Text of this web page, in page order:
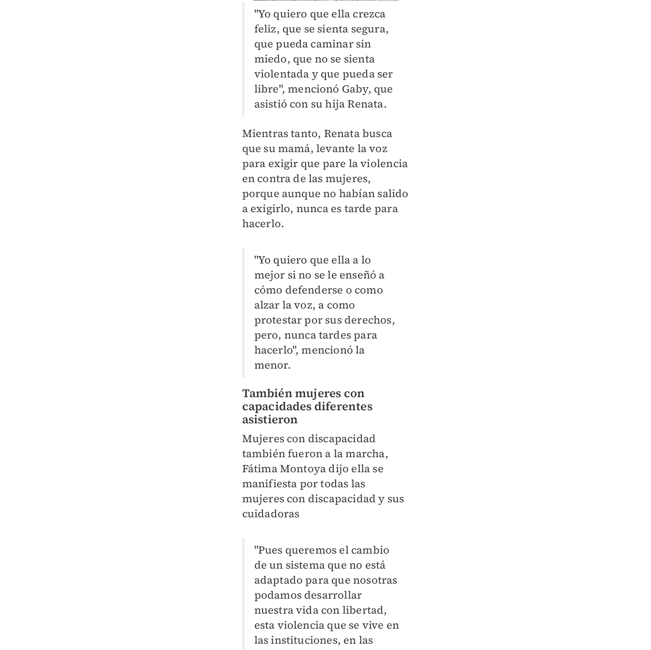
"Yo quiero que ella crezca
feliz, que se sienta segura,
que pueda caminar sin
miedo, que no se sienta
violentada y que pueda ser
libre", mencionó Gaby, que
asistió con su hija Renata.
Mientras tanto, Renata busca
que su mamá, levante la voz
para exigir que pare la violencia
en contra de las mujeres,
porque aunque no habían salido
a exigirlo, nunca es tarde para
hacerlo.
"Yo quiero que ella a lo
mejor si no se le enseñó a
cómo defenderse o como
alzar la voz, a como
protestar por sus derechos,
pero, nunca tardes para
hacerlo", mencionó la
menor.
También mujeres con
capacidades diferentes
asistieron
Mujeres con discapacidad
también fueron a la marcha,
Fátima Montoya dijo ella se
manifiesta por todas las
mujeres con discapacidad y sus
cuidadoras
"Pues queremos el cambio
de un sistema que no está
adaptado para que nosotras
podamos desarrollar
nuestra vida con libertad,
esta violencia que se vive en
las instituciones, en las